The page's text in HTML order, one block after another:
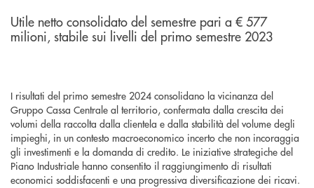
Utile netto consolidato del semestre pari a € 577
milioni, stabile sui livelli del primo semestre 2023
I risultati del primo semestre 2024 consolidano la vicinanza del
Gruppo Cassa Centrale al territorio, confermata dalla crescita dei
volumi della raccolta dalla clientela e dalla stabilità del volume degli
impieghi, in un contesto macroeconomico incerto che non incoraggia
gli investimenti e la domanda di credito. Le iniziative strategiche del
Piano Industriale hanno consentito il raggiungimento di risultati
economici soddisfacenti e una progressiva diversificazione dei ricavi.